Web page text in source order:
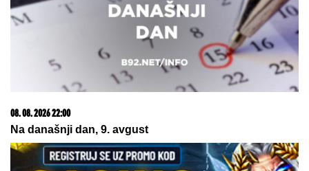
08. 08. 2026 22:00
Na današnji dan, 9. avgust